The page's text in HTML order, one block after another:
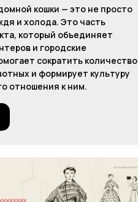
кошки — это не просто
и холода. Это часть
который объединяет
и городские
сократить количество
и формирует культуру
отношения к ним.